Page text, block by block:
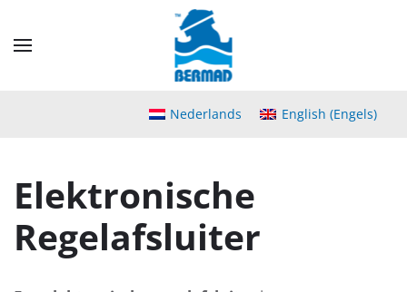
Nederlands English (Engels)
Elektronische
Regelafsluiter